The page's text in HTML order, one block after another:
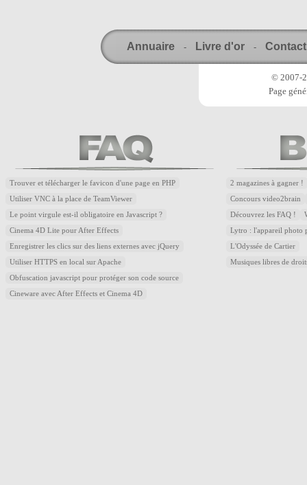
Annuaire - Livre d'or - Contact
© 2007-
Page
Trouver et télécharger le favicon d'une page en PHP
Utiliser VNC à la place de TeamViewer
Le point virgule est-il obligatoire en Javascript ?
Cinema 4D Lite pour After Effects
Enregistrer les clics sur des liens externes avec jQuery
Utiliser HTTPS en local sur Apache
Obfuscation javascript pour protéger son code source
Cineware avec After Effects et Cinema 4D
2 magazines à gagner !
Concours video2brain
Découvrez les FAQ !
Lytro : l'appareil photo
L'Odyssée de Cartier
Musiques libres de